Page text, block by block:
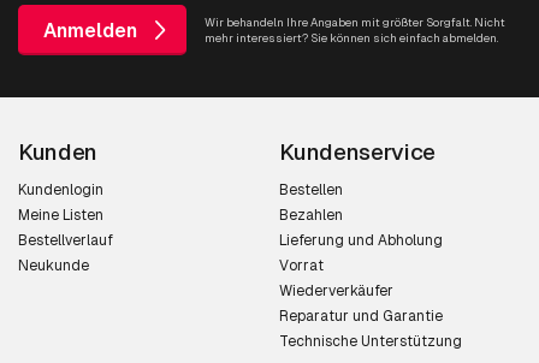
Anmelden
Wir behandeln Ihre Angaben mit größter Sorgfalt. Nicht
mehr interessiert? Sie können sich einfach abmelden.
Kunden
Kundenlogin
Meine Listen
Bestellverlauf
Neukunde
Kundenservice
Bestellen
Bezahlen
Lieferung und Abholung
Vorrat
Wiederverkäufer
Reparatur und Garantie
Technische Unterstützung